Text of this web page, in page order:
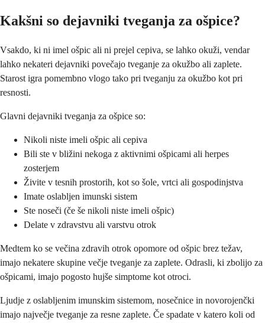
Kakšni so dejavniki tveganja za ošpice?
Vsakdo, ki ni imel ošpic ali ni prejel cepiva, se lahko okuži, vendar
lahko nekateri dejavniki povečajo tveganje za okužbo ali zaplete.
Starost igra pomembno vlogo tako pri tveganju za okužbo kot pri
resnosti.
Glavni dejavniki tveganja za ošpice so:
Nikoli niste imeli ošpic ali cepiva
Bili ste v bližini nekoga z aktivnimi ošpicami ali herpes
zosterjem
Živite v tesnih prostorih, kot so šole, vrtci ali gospodinjstva
Imate oslabljen imunski sistem
Ste noseči (če še nikoli niste imeli ošpic)
Delate v zdravstvu ali varstvu otrok
Medtem ko se večina zdravih otrok opomore od ošpic brez težav,
imajo nekatere skupine večje tveganje za zaplete. Odrasli, ki zbolijo za
ošpicami, imajo pogosto hujše simptome kot otroci.
Ljudje z oslabljenim imunskim sistemom, nosečnice in novorojenčki
imajo največje tveganje za resne zaplete. Če spadate v katero koli od